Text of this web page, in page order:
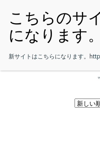
1
新サイトはこちらになります。